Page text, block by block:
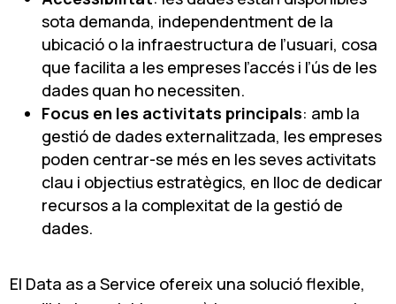
sota demanda, independentment de la
ubicació o la infraestructura de l’usuari, cosa
que facilita a les empreses l’accés i l’ús de les
dades quan ho necessiten.
Focus en les activitats principals: amb la
gestió de dades externalitzada, les empreses
poden centrar-se més en les seves activitats
clau i objectius estratègics, en lloc de dedicar
recursos a la complexitat de la gestió de
dades.
El Data as a Service ofereix una solució flexible,